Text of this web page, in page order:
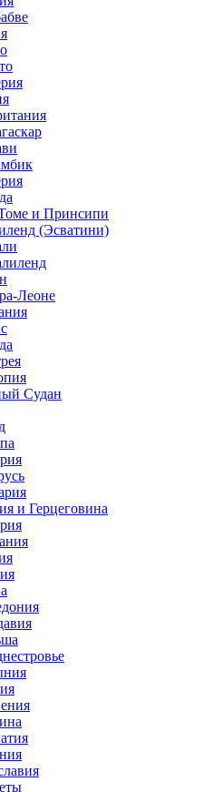
и Принсипи
(Эсватини)
Леоне
Судан
и Герцеговина